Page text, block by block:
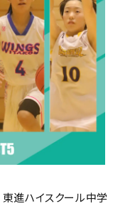
進ハイスクール中学